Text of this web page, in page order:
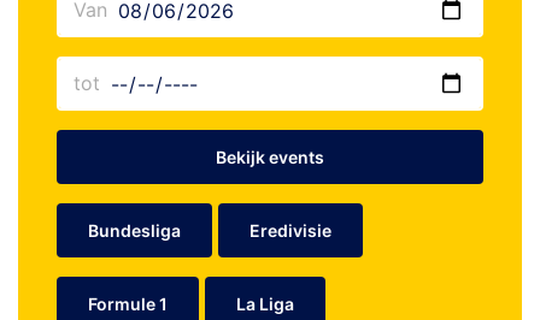
Bekijk events
Bundesliga Eredivisie
Formule 1 La Liga